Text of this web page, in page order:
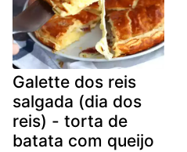
Galette dos reis
salgada (dia dos
reis) - torta de
batata com queijo